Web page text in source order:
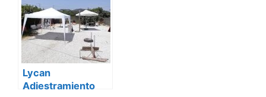
Lycan
Adiestramiento